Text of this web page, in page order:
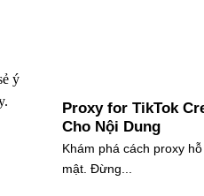
Proxy for TikTok
Cho Nội Dung
Khám phá cách proxy
mật. Đừng...